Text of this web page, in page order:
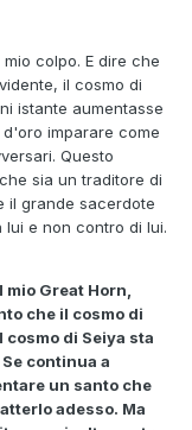
colpo. E dire che
il cosmo di
istante aumentasse
imparare come
Questo
sia un traditore di
il grande sacerdote
e non contro di lui.
mio Great Horn,
che il cosmo di
di Seiya sta
continua a
un santo che
adesso. Ma